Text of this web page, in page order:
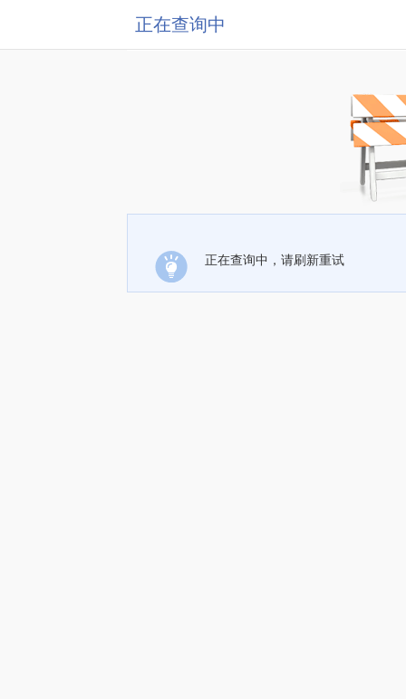
正在查询中
正在查询中，请刷新重试